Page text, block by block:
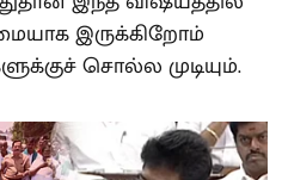
இருக்கிறோம்
சொல்ல முடியும்.